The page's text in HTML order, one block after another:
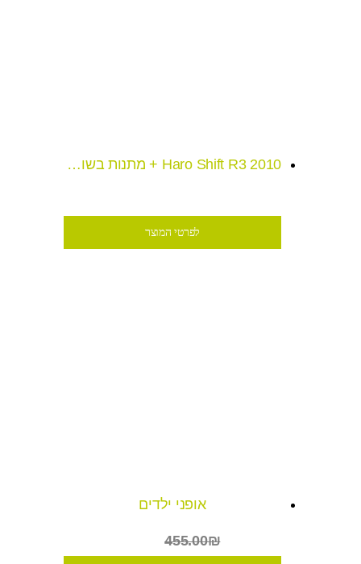
Haro Shift R3 2010 + מתנות בשווי 1000 ש
לפרטי המוצר
אופני ילדים
₪329455.00₪